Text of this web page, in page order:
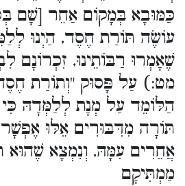
כַּמּוּבָא בְּמָקוֹם אַחֵר [שָׁם
עוֹשֶׂה תּוֹרַת חֶסֶד, הַיְנוּ
שֶׁאָמְרוּ רַבּוֹתֵינוּ, זִכְרוֹנָם
מט:) עַל פָּסוּק "וְתוֹרַת
הַלּוֹמֵד עַל מְנָת לְלַמְּדָהּ כִּי
תּוֹרָה מִדִּבּוּרִים אֵלּוּ
אֲחֵרִים עִמָּהּ, וְנִמְצָא שֶׁהוּא
מַמְתִּיקָם